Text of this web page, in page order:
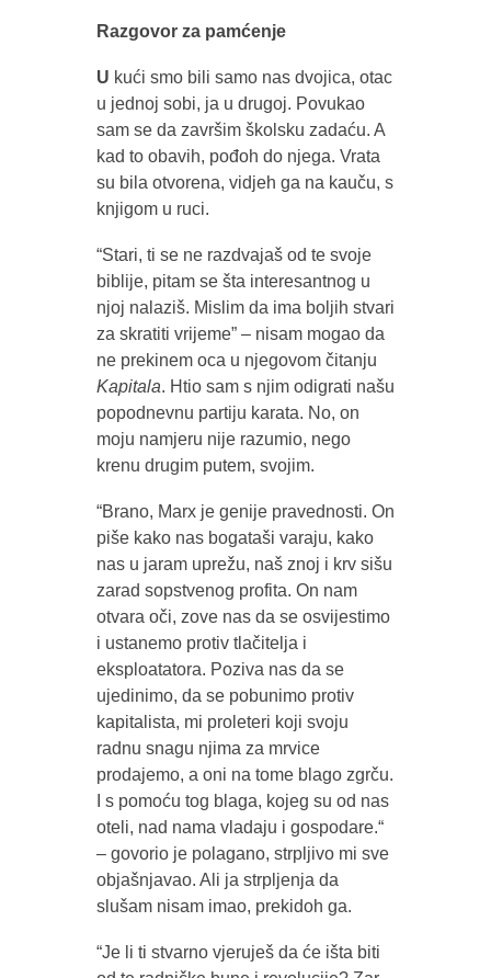
Razgovor za pamćenje
U kući smo bili samo nas dvojica, otac
u jednoj sobi, ja u drugoj. Povukao
sam se da završim školsku zadaću. A
kad to obavih, pođoh do njega. Vrata
su bila otvorena, vidjeh ga na kauču, s
knjigom u ruci.
“Stari, ti se ne razdvajaš od te svoje
biblije, pitam se šta interesantnog u
njoj nalaziš. Mislim da ima boljih stvari
za skratiti vrijeme” – nisam mogao da
ne prekinem oca u njegovom čitanju
Kapitala. Htio sam s njim odigrati našu
popodnevnu partiju karata. No, on
moju namjeru nije razumio, nego
krenu drugim putem, svojim.
“Brano, Marx je genije pravednosti. On
piše kako nas bogataši varaju, kako
nas u jaram uprežu, naš znoj i krv sišu
zarad sopstvenog profita. On nam
otvara oči, zove nas da se osvijestimo
i ustanemo protiv tlačitelja i
eksploatatora. Poziva nas da se
ujedinimo, da se pobunimo protiv
kapitalista, mi proleteri koji svoju
radnu snagu njima za mrvice
prodajemo, a oni na tome blago zgrču.
I s pomoću tog blaga, kojeg su od nas
oteli, nad nama vladaju i gospodare.“
– govorio je polagano, strpljivo mi sve
objašnjavao. Ali ja strpljenja da
slušam nisam imao, prekidoh ga.
“Je li ti stvarno vjeruješ da će išta biti